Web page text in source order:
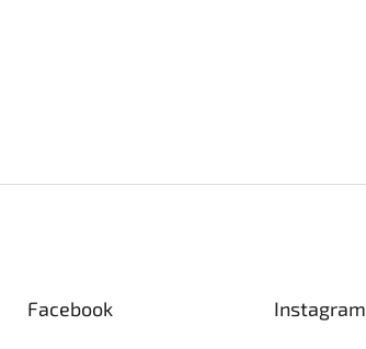
Facebook Instagram